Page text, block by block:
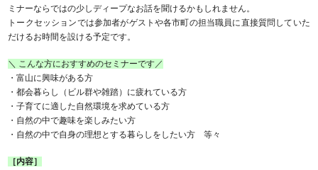
ミナーならではの少しディープなお話を聞けるかもしれません。
トークセッションでは参加者がゲストや各市町の担当職員に直接質問していた
だけるお時間を設ける予定です。
＼ こんな方におすすめのセミナーです／
・富山に興味がある方
・都会暮らし（ビル群や雑踏）に疲れている方
・子育てに適した自然環境を求めている方
・自然の中で趣味を楽しみたい方
・自然の中で自身の理想とする暮らしをしたい方 等々
［内容］